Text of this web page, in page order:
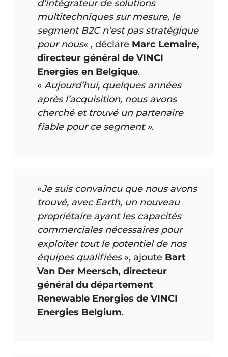
d’intégrateur de solutions
multitechniques sur mesure, le
segment B2C n’est pas stratégique
pour nous« , déclare Marc Lemaire,
directeur général de VINCI
Energies en Belgique.
« Aujourd’hui, quelques années
après l’acquisition, nous avons
cherché et trouvé un partenaire
fiable pour ce segment ».
«Je suis convaincu que nous avons
trouvé, avec Earth, un nouveau
propriétaire ayant les capacités
commerciales nécessaires pour
exploiter tout le potentiel de nos
équipes qualifiées», ajoute Bart
Van Der Meersch, directeur
général du département
Renewable Energies de VINCI
Energies Belgium.